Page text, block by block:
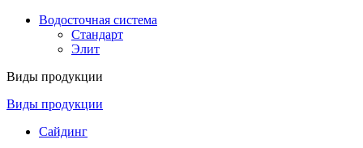
Водосточная система
Стандарт
Элит
Виды продукции
Виды продукции
Сайдинг